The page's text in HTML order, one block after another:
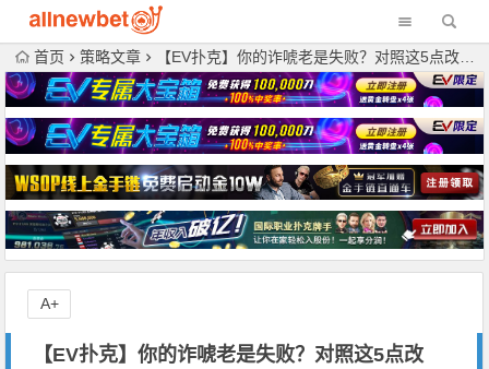
首页 策略文章 【EV扑克】你的诈唬老是失败？对照这5点改进，还有救
【EV扑克】你的诈唬老是失败？对照这5点改
A+